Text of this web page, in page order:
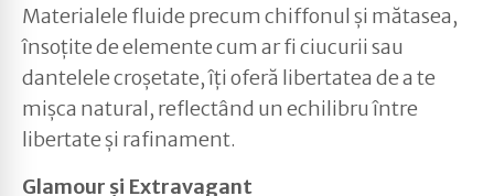
Materialele fluide precum chiffonul și mătasea,
însoțite de elemente cum ar fi ciucurii sau
dantelele croșetate, îți oferă libertatea de a te
mișca natural, reflectând un echilibru între
libertate și rafinament.
Glamour și Extravagant